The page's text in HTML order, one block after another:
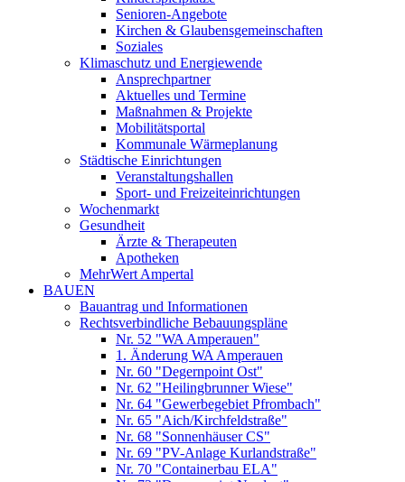
Senioren-Angebote
Kirchen & Glaubensgemeinschaften
Soziales
Klimaschutz und Energiewende
Ansprechpartner
Aktuelles und Termine
Maßnahmen & Projekte
Mobilitätsportal
Kommunale Wärmeplanung
Städtische Einrichtungen
Veranstaltungshallen
Sport- und Freizeiteinrichtungen
Wochenmarkt
Gesundheit
Ärzte & Therapeuten
Apotheken
MehrWert Ampertal
BAUEN
Bauantrag und Informationen
Rechtsverbindliche Bebauungspläne
Nr. 52 "WA Amperauen"
1. Änderung WA Amperauen
Nr. 60 "Degernpoint Ost"
Nr. 62 "Heilingbrunner Wiese"
Nr. 64 "Gewerbegebiet Pfrombach"
Nr. 65 "Aich/Kirchfeldstraße"
Nr. 68 "Sonnenhäuser CS"
Nr. 69 "PV-Anlage Kurlandstraße"
Nr. 70 "Containerbau ELA"